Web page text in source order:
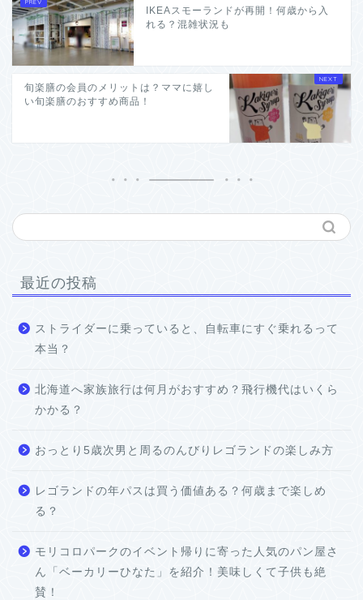
IKEAスモーランドが再開！何歳から入
れる？混雑状況も
旬楽膳の会員のメリットは？ママに嬉し
い旬楽膳のおすすめ商品！
最近の投稿
ストライダーに乗っていると、自転車にすぐ乗れるって
本当？
北海道へ家族旅行は何月がおすすめ？飛行機代はいくら
かかる？
おっとり5歳次男と周るのんびりレゴランドの楽しみ方
レゴランドの年パスは買う価値ある？何歳まで楽しめ
る？
モリコロパークのイベント帰りに寄った人気のパン屋さ
ん「ベーカリーひなた」を紹介！美味しくて子供も絶
賛！